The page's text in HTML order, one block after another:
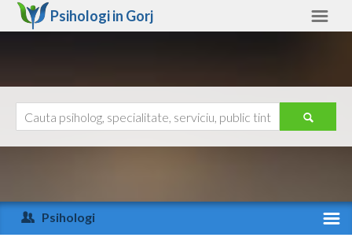
Psihologi in Gorj
Arad
Arges
Ajutor
Psihologi